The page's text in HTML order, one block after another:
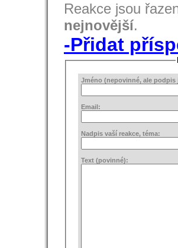
Reakce jsou
nejnovější.
-Přidat
Jméno (nepovinné, ale podpis
Email:
Nadpis vaší reakce, téma:
Text (povinné):